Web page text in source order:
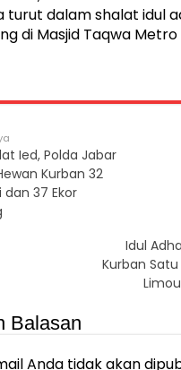
turut dalam shalat idul
di Masjid Taqwa
Ied, Polda Jabar
Kurban 32
dan 37 Ekor
Idul
Kurban
Balasan
Anda tidak akan